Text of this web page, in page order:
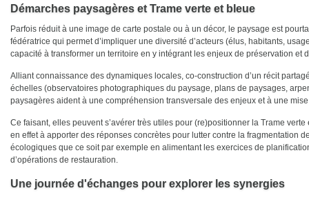
Démarches paysagères et Trame verte et bleue
Parfois réduit à une image de carte postale ou à un décor, le paysage est
fédératrice qui permet d’impliquer une diversité d’acteurs (élus, habitants,
capacité à transformer un territoire en y intégrant les enjeux de préservation et
Alliant connaissance des dynamiques locales, co-construction d’un récit
échelles (observatoires photographiques du paysage, plans de paysages,
paysagères aident à une compréhension transversale des enjeux et à une
Ce faisant, elles peuvent s’avérer très utiles pour (re)positionner la Trame
en effet à apporter des réponses concrètes pour lutter contre la fragmentation
écologiques que ce soit par exemple en alimentant les exercices de
d’opérations de restauration.
Une journée d'échanges pour explorer les synergies